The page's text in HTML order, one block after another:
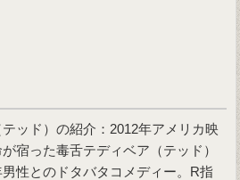
ッド）の紹介：2012年アメリカ映
宿った毒舌テディベア（テッド）
男性とのドタバタコメディー。R指